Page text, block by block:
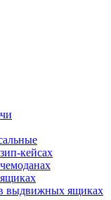
кейсах
выдвижных ящиках